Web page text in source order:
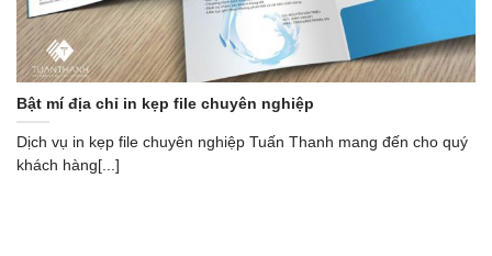
Bật mí địa chỉ in kẹp file chuyên nghiệp
Dịch vụ in kẹp file chuyên nghiệp Tuấn Thanh mang đến cho quý
khách hàng[...]